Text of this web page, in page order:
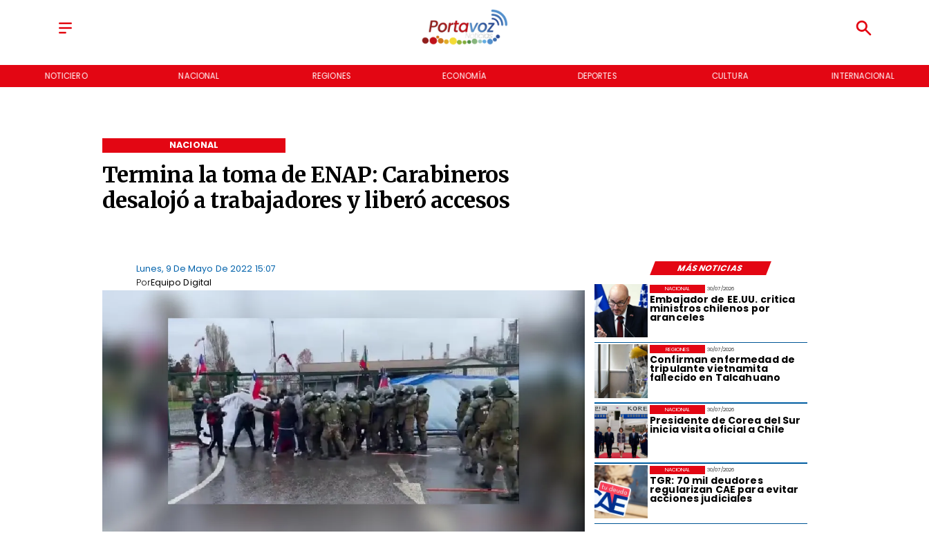
NOTICIERO NACIONAL REGIONES ECONOMÍA DEPORTES CULTURA INTERNACIONAL
Termina la toma de ENAP: Carabineros
desalojó a trabajadores y liberó accesos
NACIONAL
MÁS NOTICIAS
Lunes, 9 De Mayo De 2022 15:07
Equipo Digital
Por
30/07/2026
Embajador de EE.UU. critica
ministros chilenos por
aranceles
NACIONAL
30/07/2026
Confirman enfermedad de
tripulante vietnamita
fallecido en Talcahuano
REGIONES
30/07/2026
Presidente de Corea del Sur
inicia visita oficial a Chile
NACIONAL
30/07/2026
TGR: 70 mil deudores
regularizan CAE para evitar
acciones judiciales
NACIONAL